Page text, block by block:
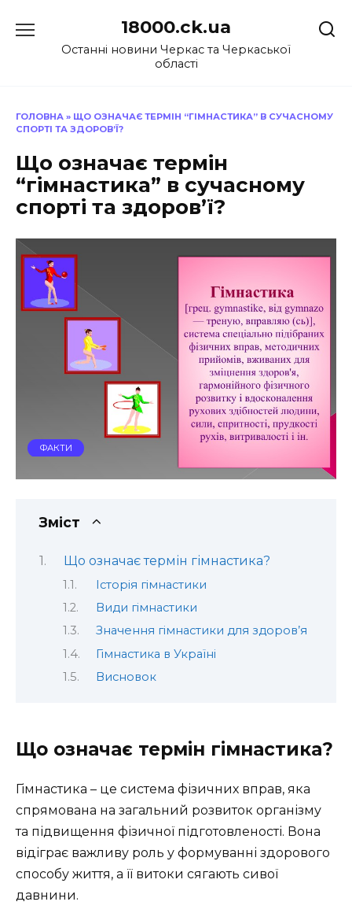
до
18000.ck.ua
Останні новини Черкас та Черкаської
області
ГОЛОВНА » ЩО ОЗНАЧАЄ ТЕРМІН “ГІМНАСТИКА” В СУЧАСНОМУ
СПОРТІ ТА ЗДОРОВ’Ї?
Що означає термін
“гімнастика” в сучасному
спорті та здоров’ї?
ФАКТИ
Зміст
Що означає термін гімнастика?
Історія гімнастики
Види гімнастики
Значення гімнастики для здоров’я
Гімнастика в Україні
Висновок
Що означає термін гімнастика?
Гімнастика – це система фізичних вправ, яка
спрямована на загальний розвиток організму
та підвищення фізичної підготовленості. Вона
відіграє важливу роль у формуванні здорового
способу життя, а її витоки сягають сивої
давнини.